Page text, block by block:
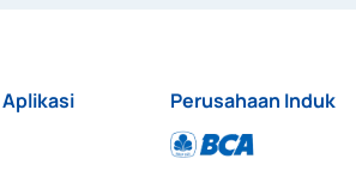
Perusahaan Induk